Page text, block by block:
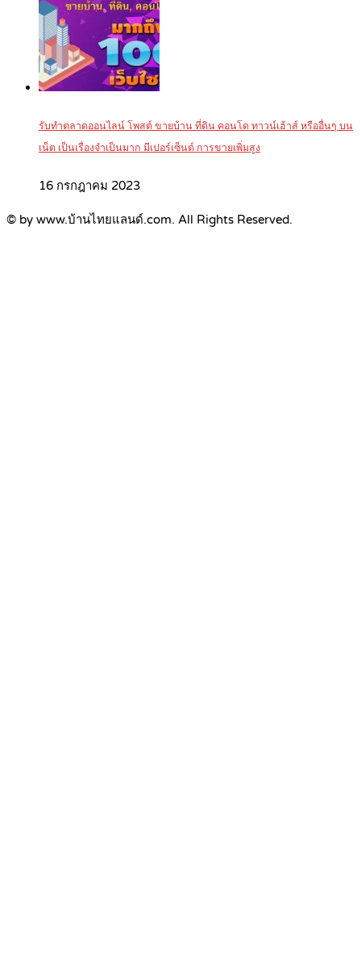
รับทำตลาดออนไลน์ โพสต์ ขายบ้าน ที่ดิน คอนโด ทาวน์เฮ้าส์ หรืออื่นๆ บน
เน็ต เป็นเรื่องจำเป็นมาก มีเปอร์เซ็นต์ การขายเพิ่มสูง
16 กรกฎาคม 2023
© by www.บ้านไทยแลนด์.com. All Rights Reserved.